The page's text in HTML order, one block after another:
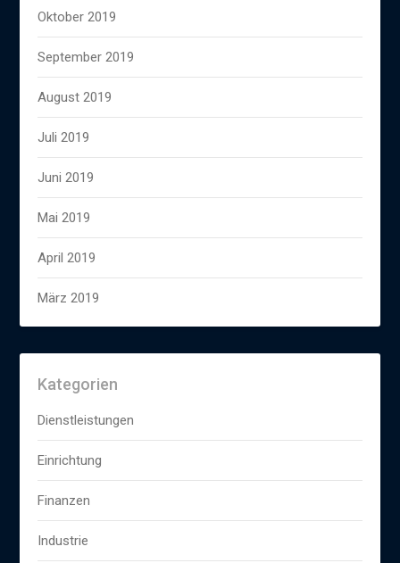
Oktober 2019
September 2019
August 2019
Juli 2019
Juni 2019
Mai 2019
April 2019
März 2019
Kategorien
Dienstleistungen
Einrichtung
Finanzen
Industrie